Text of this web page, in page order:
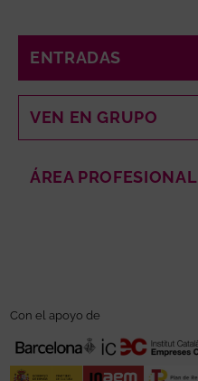
ENTRADAS
VEN EN GRUPO
ÁREA PROFESIONAL
Con el apoyo de